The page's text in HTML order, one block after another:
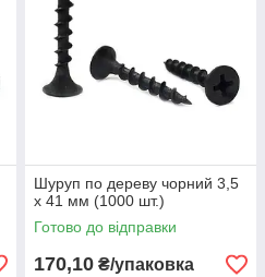
Шуруп по дереву чорний 3,5
х 41 мм (1000 шт.)
Готово до відправки
170,10 ₴/упаковка